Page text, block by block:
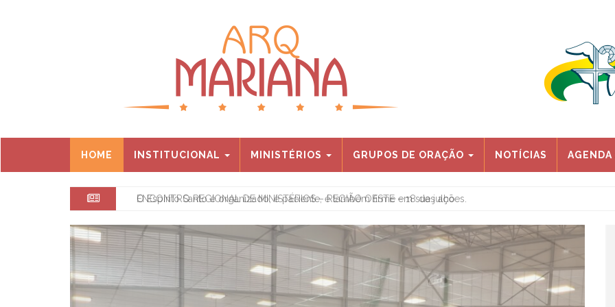
HOME INSTITUCIONAL MINISTÉRIOS GRUPOS DE ORAÇÃO NOTÍCIAS
ENCONTRO REGIONAL DE MINISTÉRIOS – REGIÃO OESTE – 18 de julho